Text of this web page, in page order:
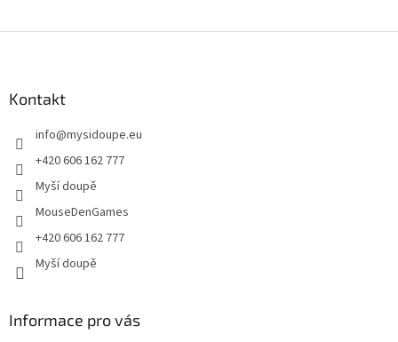
Kontakt
info@mysidoupe.eu
+420 606 162 777
Myší doupě
MouseDenGames
+420 606 162 777
Myší doupě
Informace pro vás